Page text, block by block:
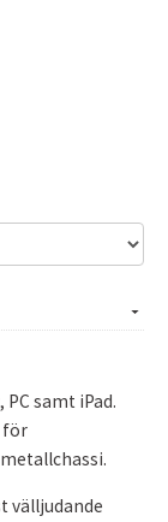
samt iPad.
för
välljudande